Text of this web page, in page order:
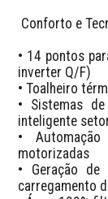
• 14 pontos
inverter Q/F)
• Toalheiro
• Sistemas
inteligente
•
motorizadas
• Geração
carregamento